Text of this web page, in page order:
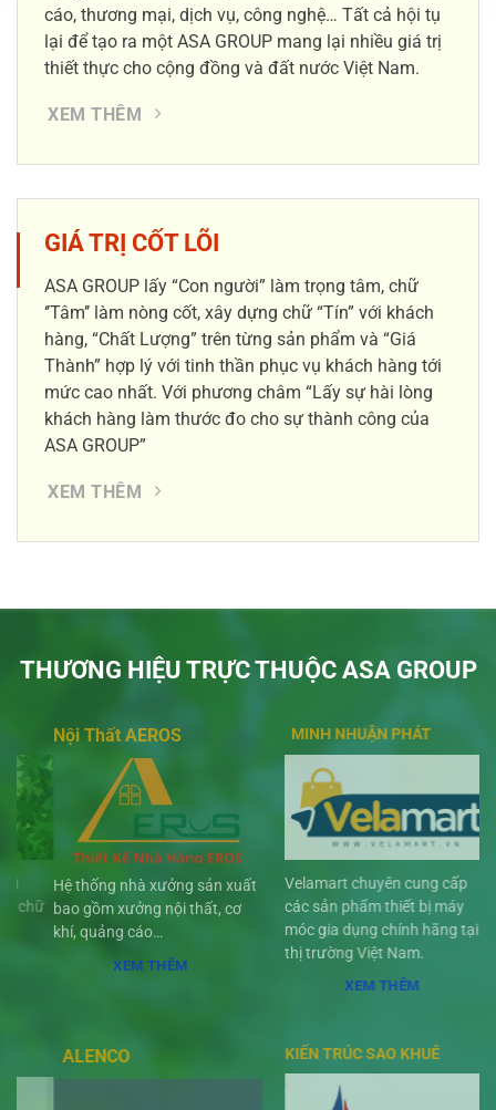
cáo, thương mại, dịch vụ, công nghệ… Tất cả hội tụ
lại để tạo ra một ASA GROUP mang lại nhiều giá trị
thiết thực cho cộng đồng và đất nước Việt Nam.
XEM THÊM
GIÁ TRỊ CỐT LÕI
ASA GROUP lấy “Con người” làm trọng tâm, chữ
‘’Tâm’’ làm nòng cốt, xây dựng chữ “Tín” với khách
hàng, “Chất Lượng” trên từng sản phẩm và “Giá
Thành” hợp lý với tinh thần phục vụ khách hàng tới
mức cao nhất. Với phương châm “Lấy sự hài lòng
khách hàng làm thước đo cho sự thành công của
ASA GROUP”
XEM THÊM
THƯƠNG HIỆU TRỰC THUỘC ASA GROUP
cư,
Nội Thất AEROS
Hệ thống nhà xưởng sản xuất
bao gồm xưởng nội thất, cơ
khí, quảng cáo…
XEM THÊM
MINH NHUẬN PHÁT
Velamart chuyên cung cấp
các sản phẩm thiết bị máy
móc gia dụng chính hãng tại
thị trường Việt Nam.
XEM THÊM
ALENCO KIẾN TRÚC SAO KHUÊ